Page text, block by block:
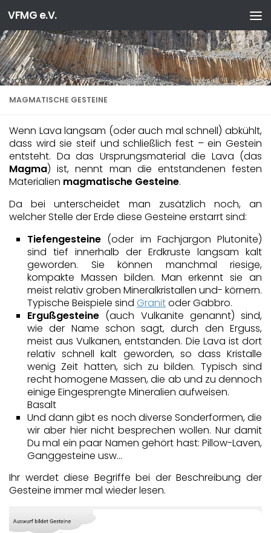
Zum Inhalt springen
VFMG e.V.
MAGMATISCHE GESTEINE
Wenn Lava langsam (oder auch mal schnell) abkühlt,
dass wird sie steif und schließlich fest – ein Gestein
entsteht. Da das Ursprungsmaterial die Lava (das
Magma) ist, nennt man die entstandenen festen
Materialien magmatische Gesteine.
Da bei unterscheidet man zusätzlich noch, an
welcher Stelle der Erde diese Gesteine erstarrt sind:
Tiefengesteine (oder im Fachjargon Plutonite)
sind tief innerhalb der Erdkruste langsam kalt
geworden. Sie können manchmal riesige,
kompakte Massen bilden. Man erkennt sie an
meist relativ groben Mineralkristallen und- körnern.
Typische Beispiele sind Granitoder Gabbro.
Ergußgesteine (auch Vulkanite genannt) sind,
wie der Name schon sagt, durch den Erguss,
meist aus Vulkanen, entstanden. Die Lava ist dort
relativ schnell kalt geworden, so dass Kristalle
wenig Zeit hatten, sich zu bilden. Typisch sind
recht homogene Massen, die ab und zu dennoch
einige Eingesprengte Mineralien aufweisen.
Basalt
Und dann gibt es noch diverse Sonderformen, die
wir aber hier nicht besprechen wollen. Nur damit
Du mal ein paar Namen gehört hast: Pillow-Laven,
Ganggesteine usw…
Ihr werdet diese Begriffe bei der Beschreibung der
Gesteine immer mal wieder lesen.